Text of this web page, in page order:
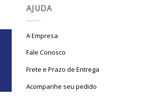
AJUDA
A Empresa
Fale Conosco
Frete e Prazo de Entrega
Acompanhe seu pedido